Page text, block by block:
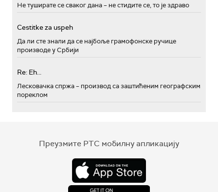
Не туширате се сваког дана – не стидите се, то је здраво
Cestitke za uspeh
Да ли сте знали да се најбоље грамофонске ручице
производе у Србији
Re: Eh...
Лесковачка спржа – производ са заштићеним географским
пореклом
Преузмите РТС мобилну апликацију